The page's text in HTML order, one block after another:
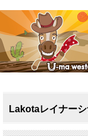
Lakotaレイナー